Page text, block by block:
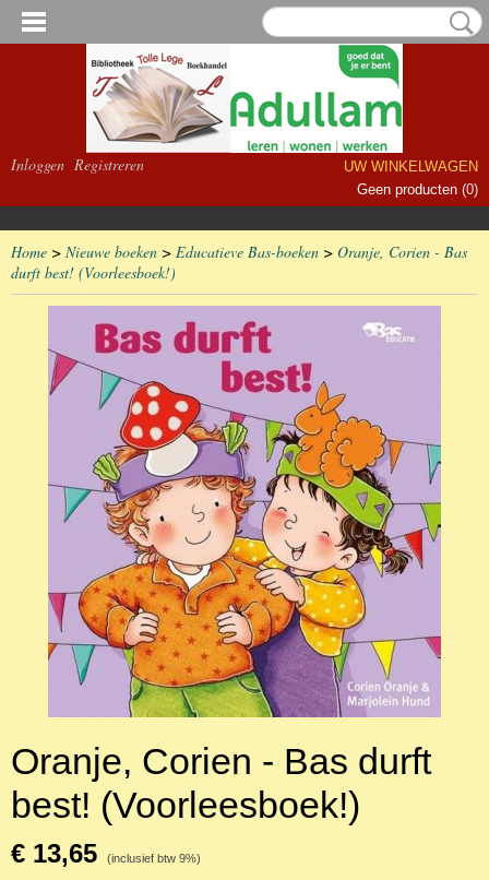
Inloggen Registreren
UW WINKELWAGEN
Geen producten (0)
Home > Nieuwe boeken > Educatieve Bas-boeken > Oranje, Corien - Bas
durft best! (Voorleesboek!)
Oranje, Corien - Bas durft
best! (Voorleesboek!)
€ 13,65 (inclusief btw 9%)